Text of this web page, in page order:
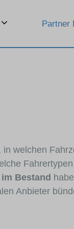
Partner
welchen
Bestand
Anbieter